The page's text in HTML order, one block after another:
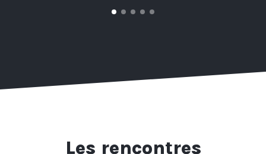
Les rencontres